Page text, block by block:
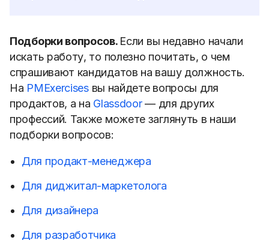
Подборки вопросов. Если вы недавно начали
искать работу, то полезно почитать, о чем
спрашивают кандидатов на вашу должность.
На PMExercisesвы найдете вопросы для
продактов, а на Glassdoor— для других
профессий. Также можете заглянуть в наши
подборки вопросов:
Для продакт-менеджера
Для диджитал-маркетолога
Для дизайнера
Для разработчика